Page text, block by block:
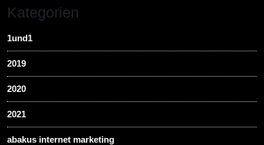
Kategorien
1und1
2019
2020
2021
abakus internet marketing